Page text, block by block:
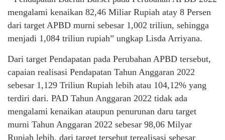
mengalami kenaikan 82,46 Miliar Rupiah atay 8 Persen
dari target APBD murni sebesar 1,002 triliun, sehingga
menjadi 1,084 triliun rupiah” ungkap Lisda Arriyana.
Dari target Pendapatan pada Perubahan APBD tersebut,
capaian realisasi Pendapatan Tahun Anggaran 2022
sebesar 1,129 Triliun Rupiah lebih atau 104,12% yang
terdiri dari. PAD Tahun Anggaran 2022 tidak ada
mengalami kenaikan ataupun penurunan daru target
murni Tahun Anggaran 2022 sebesar 98,06 Milyar
Rupiah lebih, dari target tersebut terealisasi sebesar